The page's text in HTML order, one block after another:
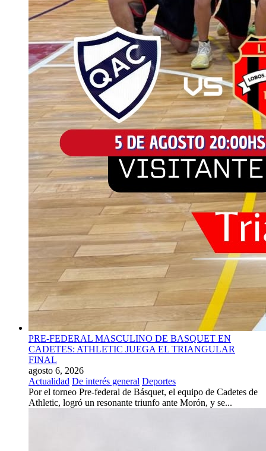
PRE-FEDERAL MASCULINO DE BASQUET EN
CADETES: ATHLETIC JUEGA EL TRIANGULAR
FINAL
agosto 6, 2026
Actualidad De interés general Deportes
Por el torneo Pre-federal de Básquet, el equipo de Cadetes de
Athletic, logró un resonante triunfo ante Morón, y se...